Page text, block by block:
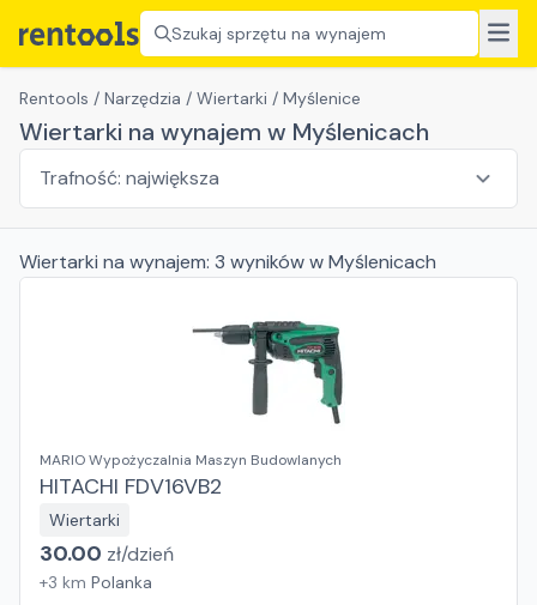
Szukaj sprzętu na wynajem
Rentools / Narzędzia / Wiertarki / Myślenice
Wiertarki na wynajem w Myślenicach
Wiertarki na wynajem: 3 wynikóww Myślenicach
MARIO Wypożyczalnia Maszyn Budowlanych
HITACHI FDV16VB2
Wiertarki
30.00 zł/dzień
+3 km Polanka